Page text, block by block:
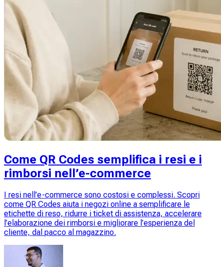
Come QR Codes semplifica i resi e i
rimborsi nell’e-commerce
I resi nell’e-commerce sono costosi e complessi. Scopri
come QR Codes aiuta i negozi online a semplificare le
etichette di reso, ridurre i ticket di assistenza, accelerare
l’elaborazione dei rimborsi e migliorare l’esperienza del
cliente, dal pacco al magazzino.